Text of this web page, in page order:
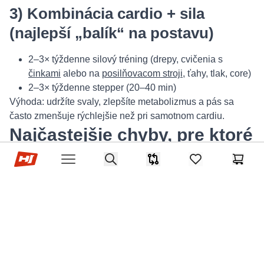
Hop-Sport.sk
Open menu
Search
Porovnávačitems in favorites,
Košík
3) Kombinácia cardio + sila
(najlepší „balík“ na postavu)
2–3× týždenne silový tréning (drepy, cvičenia s
činkami alebo na posilňovacom stroji, ťahy, tlak, core)
2–3× týždenne stepper (20–40 min)
Výhoda: udržíte svaly, zlepšíte metabolizmus a pás sa
často zmenšuje rýchlejšie než pri samotnom cardiu.
Najčastejšie chyby, pre ktoré
stepper „nefunguje“ na